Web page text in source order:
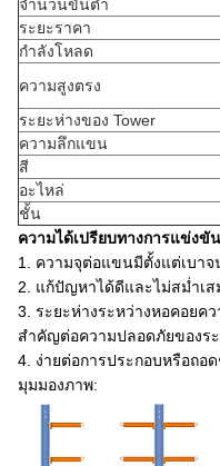
จำนวนขั้นต่ำ
ระยะราคา
กำลังโหลด
ความสูงตรง
ระยะห่างของ Tower
ความลึกแขน
สี
อะไหล่
ชั้น
ความได้เปรียบทางการแข่งขั
1. ความจุต่อแขนมีตั้งแต่เบา
2. แก้ปัญหาได้ดีและไม่สม่ำเส
3. ระยะห่างระหว่างหอคอย
สำคัญต่อความปลอดภัยของร
4. ง่ายต่อการประกอบหรือถอ
มุมมองภาพ: